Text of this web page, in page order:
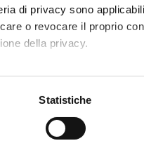
di privacy sono
o revocare il proprio
della privacy.
un'approssimazione di
Statistiche
Milano, Feltrinelli 2001.
RCS libri 2013
ct